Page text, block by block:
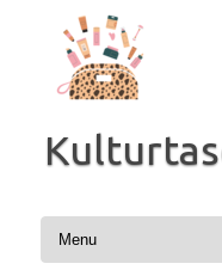
springen